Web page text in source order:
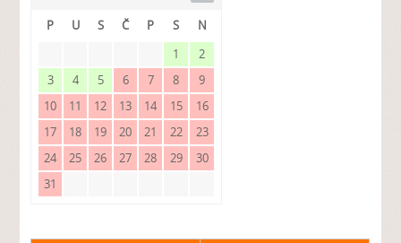
P U S Č P S
N
1
2
3
4 5 6 7 8
9
10
11 12 13 14 15
16
17
18 19 20 21 22
23
24
25 26 27 28 29
30
31